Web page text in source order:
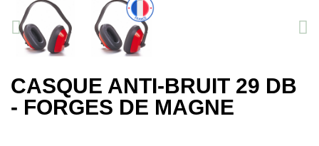
CASQUE ANTI-BRUIT 29 DB
- FORGES DE MAGNE